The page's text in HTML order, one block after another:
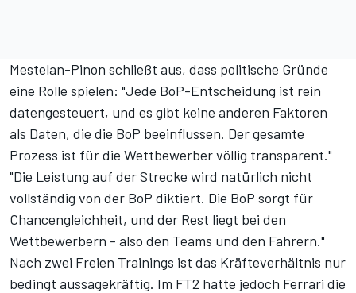
Mestelan-Pinon schließt aus, dass politische Gründe
eine Rolle spielen: "Jede BoP-Entscheidung ist rein
datengesteuert, und es gibt keine anderen Faktoren
als Daten, die die BoP beeinflussen. Der gesamte
Prozess ist für die Wettbewerber völlig transparent."
"Die Leistung auf der Strecke wird natürlich nicht
vollständig von der BoP diktiert. Die BoP sorgt für
Chancengleichheit, und der Rest liegt bei den
Wettbewerbern - also den Teams und den Fahrern."
Nach zwei Freien Trainings ist das Kräfteverhältnis nur
bedingt aussagekräftig. Im FT2 hatte jedoch Ferrari die